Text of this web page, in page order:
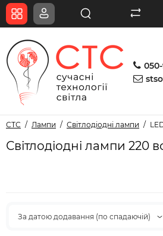
СТС Лампи Світлодіодні лампи
Світлодіодні лампи 220
За датою додавання (по спадаючій)